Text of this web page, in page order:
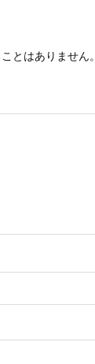
とはありません。